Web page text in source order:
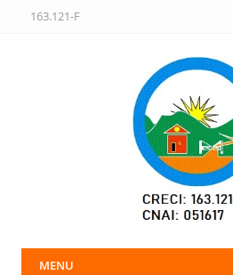
163.121-F
MENU